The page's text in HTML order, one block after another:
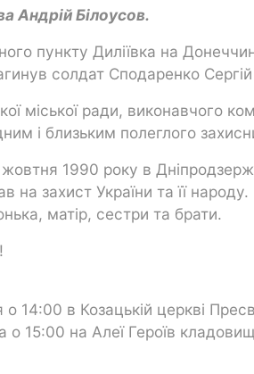
Андрій Білоусов.
пункту Диліївка на
солдат Сподаренко
міської ради, виконавчого
і близьким полеглого
1990 року в
захист України та її народу.
матір, сестри та брати.
14:00 в Козацькій церкві
о 15:00 на Алеї Героїв